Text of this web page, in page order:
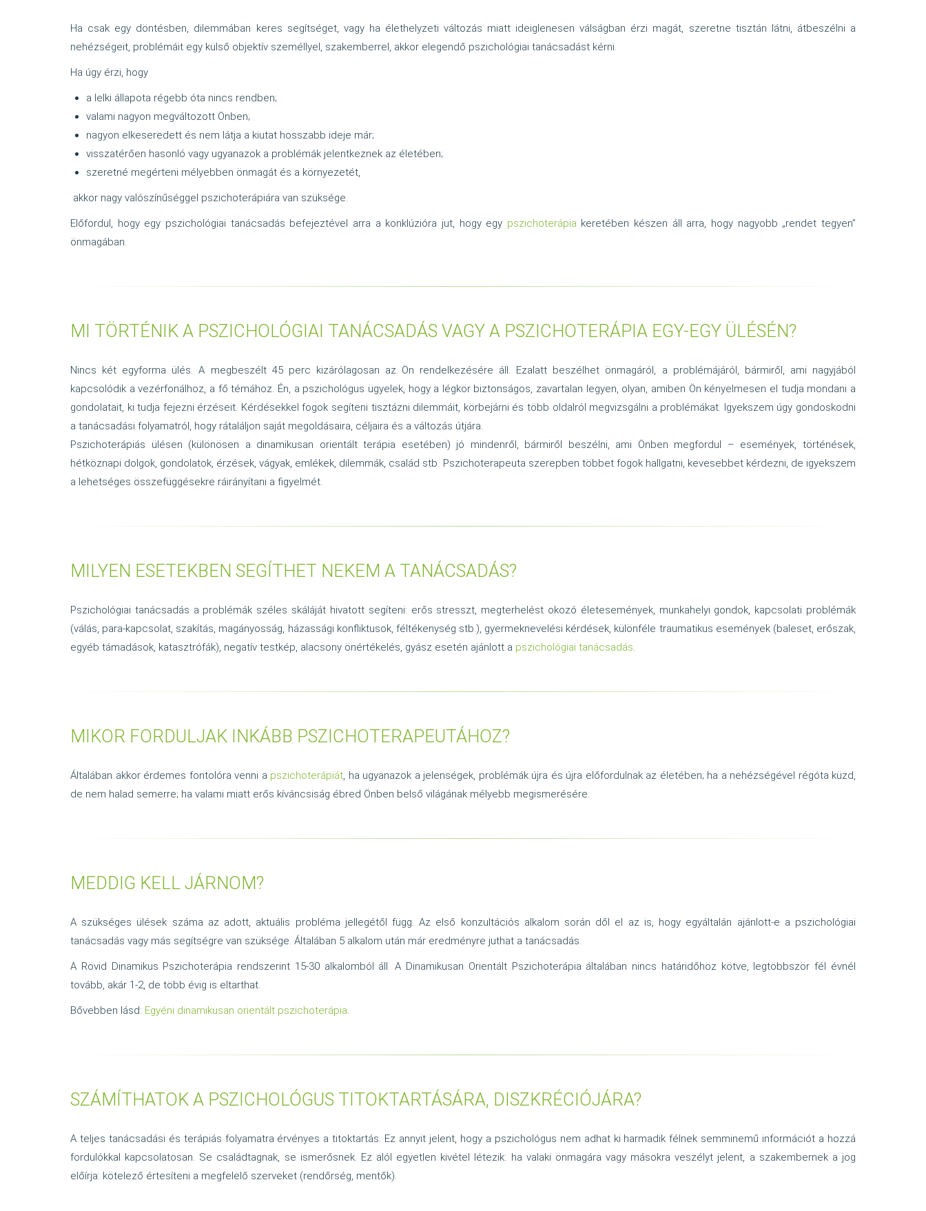
Ha csak egy döntésben, dilemmában keres segítséget, vagy ha élethelyzeti változás miatt ideiglenesen válságban érzi magát, szeretne tisztán látni, átbeszélni a
nehézségeit, problémáit egy külső objektív személlyel, szakemberrel, akkor elegendő pszichológiai tanácsadást kérni.
Ha úgy érzi, hogy
a lelki állapota régebb óta nincs rendben;
valami nagyon megváltozott Önben;
nagyon elkeseredett és nem látja a kiutat hosszabb ideje már;
visszatérően hasonló vagy ugyanazok a problémák jelentkeznek az életében;
szeretné megérteni mélyebben önmagát és a környezetét,
akkor nagy valószínűséggel pszichoterápiára van szüksége.
Előfordul, hogy egy pszichológiai tanácsadás befejeztével arra a konklúzióra jut, hogy egy pszichoterápia keretében készen áll arra, hogy nagyobb „rendet tegyen”
önmagában.
MI TÖRTÉNIK A PSZICHOLÓGIAI TANÁCSADÁS VAGY A PSZICHOTERÁPIA EGY-EGY ÜLÉSÉN?
Nincs két egyforma ülés. A megbeszélt 45 perc kizárólagosan az Ön rendelkezésére áll. Ezalatt beszélhet önmagáról, a problémájáról, bármiről, ami nagyjából
kapcsolódik a vezérfonálhoz, a fő témához. Én, a pszichológus ügyelek, hogy a légkör biztonságos, zavartalan legyen, olyan, amiben Ön kényelmesen el tudja mondani a
gondolatait, ki tudja fejezni érzéseit. Kérdésekkel fogok segíteni tisztázni dilemmáit, körbejárni és több oldalról megvizsgálni a problémákat. Igyekszem úgy gondoskodni
a tanácsadási folyamatról, hogy rátaláljon saját megoldásaira, céljaira és a változás útjára.
Pszichoterápiás ülésen (különösen a dinamikusan orientált terápia esetében) jó mindenről, bármiről beszélni, ami Önben megfordul – események, történések,
hétköznapi dolgok, gondolatok, érzések, vágyak, emlékek, dilemmák, család stb. Pszichoterapeuta szerepben többet fogok hallgatni, kevesebbet kérdezni, de igyekszem
a lehetséges összefüggésekre ráirányítani a figyelmét.
MILYEN ESETEKBEN SEGÍTHET NEKEM A TANÁCSADÁS?
Pszichológiai tanácsadás a problémák széles skáláját hivatott segíteni: erős stresszt, megterhelést okozó életesemények, munkahelyi gondok, kapcsolati problémák
(válás, para-kapcsolat, szakítás, magányosság, házassági konfliktusok, féltékenység stb.), gyermeknevelési kérdések, különféle traumatikus események (baleset, erőszak,
egyéb támadások, katasztrófák), negatív testkép, alacsony önértékelés, gyász esetén ajánlott a pszichológiai tanácsadás.
MIKOR FORDULJAK INKÁBB PSZICHOTERAPEUTÁHOZ?
Általában akkor érdemes fontolóra venni a pszichoterápiát, ha ugyanazok a jelenségek, problémák újra és újra előfordulnak az életében; ha a nehézségével régóta küzd,
de nem halad semerre; ha valami miatt erős kíváncsiság ébred Önben belső világának mélyebb megismerésére.
MEDDIG KELL JÁRNOM?
A szükséges ülések száma az adott, aktuális probléma jellegétől függ. Az első konzultációs alkalom során dől el az is, hogy egyáltalán ajánlott-e a pszichológiai
tanácsadás vagy más segítségre van szüksége. Általában 5 alkalom után már eredményre juthat a tanácsadás.
A Rövid Dinamikus Pszichoterápia rendszerint 15-30 alkalomból áll. A Dinamikusan Orientált Pszichoterápia általában nincs határidőhöz kötve, legtöbbször fél évnél
tovább, akár 1-2, de több évig is eltarthat.
Bővebben lásd: Egyéni dinamikusan orientált pszichoterápia.
SZÁMÍTHATOK A PSZICHOLÓGUS TITOKTARTÁSÁRA, DISZKRÉCIÓJÁRA?
A teljes tanácsadási és terápiás folyamatra érvényes a titoktartás. Ez annyit jelent, hogy a pszichológus nem adhat ki harmadik félnek semminemű információt a hozzá
fordulókkal kapcsolatosan. Se családtagnak, se ismerősnek. Ez alól egyetlen kivétel létezik: ha valaki önmagára vagy másokra veszélyt jelent, a szakembernek a jog
előírja: kötelező értesíteni a megfelelő szerveket (rendőrség, mentők).